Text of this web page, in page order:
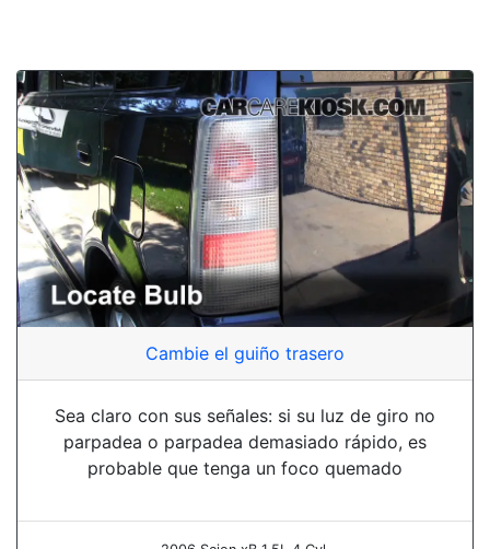
Cambie el guiño trasero
Sea claro con sus señales: si su luz de giro no
parpadea o parpadea demasiado rápido, es
probable que tenga un foco quemado